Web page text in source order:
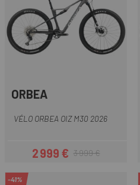
ORBEA
VÉLO ORBEA OIZ M30 2026
Prix
2 999 €Prix habituel
3 999 €
-41%